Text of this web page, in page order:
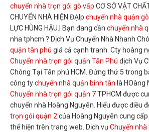
chuyển nhà trọn gói gò vấp CƠ SỞ VẬT
CHUYỂN NHÀ HIỆN ĐẠIp chuyển nhà quận
LỰC HÙNG HẬU.| Bạn đang cần chuyển nhà
nha tphcm ? Dịch Vụ Chuyển Nhà Nhanh
quận tân phú giá cả cạnh tranh. Cty hoàng
Chuyển nhà trọn gói quận Tân Phú dịch Vụ
Chóng Tại Tân phú HCM. Đứng thứ 5 trong
công tychuyển nhà quận bình tân là HOàng
Chuyển nhà trọn gói quận 7TPHCM được
chuyển nhà Hoàng Nguyên. Hiểu được điều
trọn gói quận 2 của Hoàng Nguyên cung
thể hiện trên trang web. Dịch vụ Chuyển